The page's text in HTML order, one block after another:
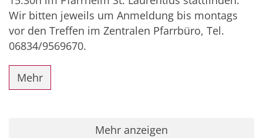
Wir bitten jeweils um Anmeldung bis montags
vor den Treffen im Zentralen Pfarrbüro, Tel.
06834/9569670.
Mehr
Mehr anzeigen